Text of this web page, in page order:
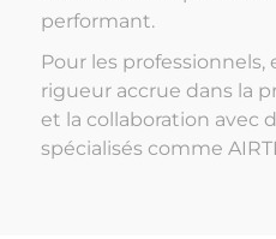
performant.
Pour les
rigueur accrue dans la
et la collaboration avec
spécialisés comme